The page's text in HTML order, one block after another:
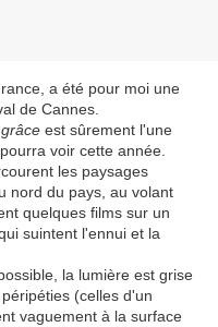
a été pour moi une
de Cannes.
est sûrement l'une
voir cette année.
les paysages
nord du pays, au volant
quelques films sur un
suintent l'ennui et la
la lumière est grise
(celles d'un
vaguement à la surface